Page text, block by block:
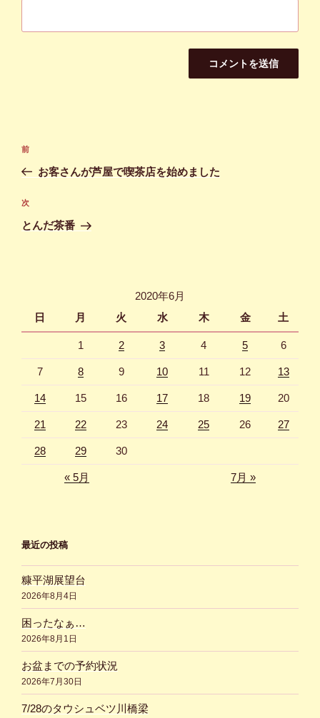
投
ナ
ビ
ゲ
前
の
稿
前
お客さんが芦屋で喫茶店を始めました
次
の
次
とんだ茶番
2020年6月
日
月 火 水 木 金 土
1 2 3 4 5 6
7 8 9 10 11 12 13
14 15 16 17 18 19 20
21 22 23 24 25 26 27
28 29 30
« 5月 7月 »
最近の投稿
糠平湖展望台
2026年8月4日
困ったなぁ…
2026年8月1日
お盆までの予約状況
2026年7月30日
7/28のタウシュベツ川橋梁